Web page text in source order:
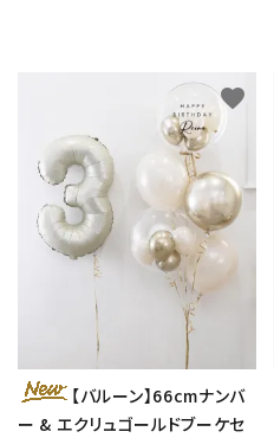
【バルーン】66cmナンバ
ー & エクリュゴールドブーケセ
favorite